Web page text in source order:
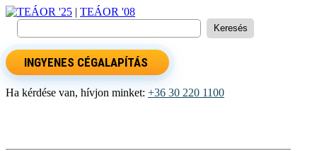
TEÁOR '25 | TEÁOR '08
INGYENES CÉGALAPÍTÁS
Ha kérdése van, hívjon minket: +36 30 220 1100